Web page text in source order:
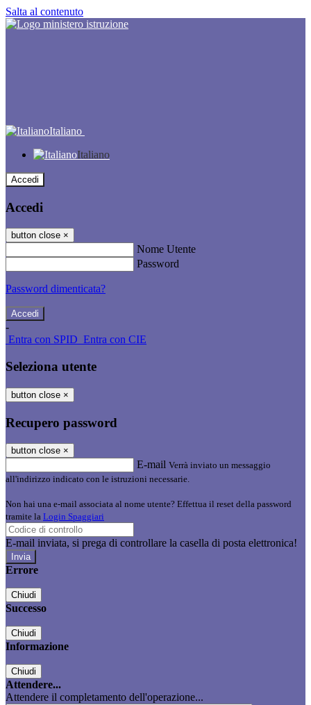
Salta al contenuto
Italiano
Italiano
Accedi
Accedi
button close ×
Nome Utente
Password
Password dimenticata?
-
Entra con SPID Entra con CIE
Seleziona utente
button close ×
Recupero password
button close ×
E-mail Verrà inviato un messaggio
all'indirizzo indicato con le istruzioni necessarie.
Non hai una e-mail associata al nome utente? Effettua il reset della password
tramite la Login Spaggiari
E-mail inviata, si prega di controllare la casella di posta elettronica!
Errore
Chiudi
Successo
Chiudi
Informazione
Chiudi
Attendere...
Attendere il completamento dell'operazione...